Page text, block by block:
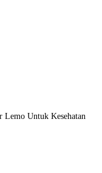
Lemo Untuk Kesehatan